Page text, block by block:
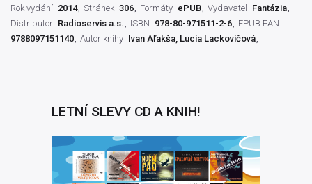
Rok vydání 2014 Stránek 306 Formáty ePUB Vydavatel
Fantázia
Distributor Radioservis a.s. ISBN 978-80-971511-2-6
EPUB EAN
9788097151140 Autor knihy Ivan Aľakša, Lucia Lackovičová
LETNÍ SLEVY CD A KNIH!